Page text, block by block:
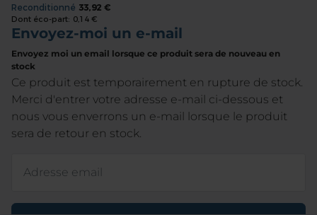
Dont éco-part: 0,14 €
Reconditionné 33,92 €
beginning
of
images
gallery